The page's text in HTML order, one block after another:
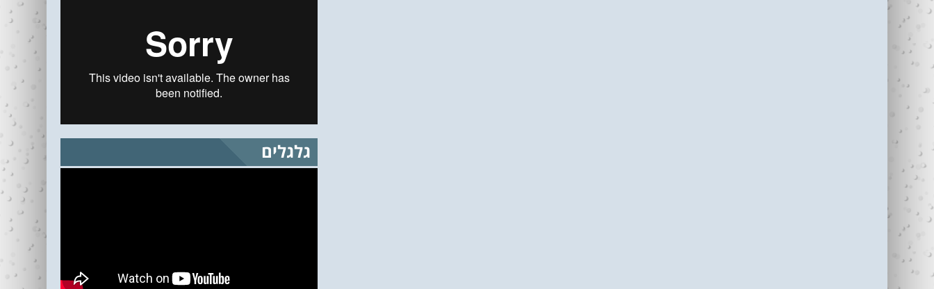
גלגלים